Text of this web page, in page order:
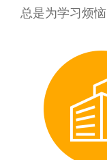
总是为学习烦